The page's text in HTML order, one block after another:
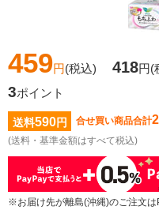
459円(税込) 418円(
3ポイント
送料590円 合せ買い商品合計
(送料・基準金額はすべて税込)
※お届け先が離島(沖縄)のご注文